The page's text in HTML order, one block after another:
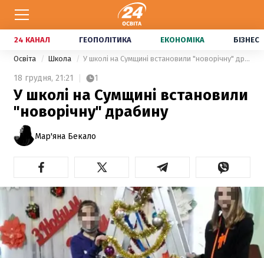
24 КАНАЛ ГЕОПОЛІТИКА ЕКОНОМІКА БІЗНЕС
Освіта Школа У школі на Сумщині встановили "новорічну" драбину
18 грудня, 21:21 1
У школі на Сумщині встановили
"новорічну" драбину
Мар'яна Бекало